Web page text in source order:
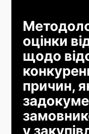
оцінки
щодо
причин,